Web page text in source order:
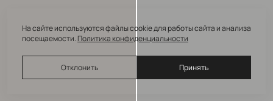
На сайте используются файлы cookie для работы сайта и анализа
посещаемости. Политика конфиденциальности
Отклонить Принять